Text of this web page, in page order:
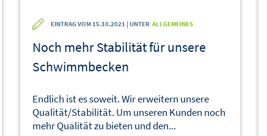
EINTRAG VOM 15.10.2021 | UNTER ALLGEMEINES
Noch mehr Stabilität für unsere
Schwimmbecken
Endlich ist es soweit. Wir erweitern unsere
Qualität/Stabilität. Um unseren Kunden noch
mehr Qualität zu bieten und den...